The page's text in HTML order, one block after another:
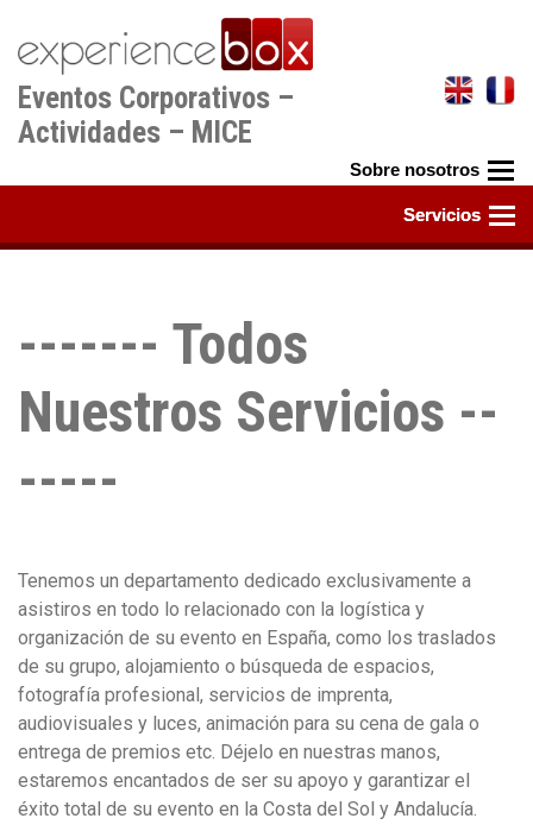
contenido
principal
Eventos Corporativos –
Actividades – MICE
------- Todos
Nuestros Servicios --
-----
Tenemos un departamento dedicado exclusivamente a
asistiros en todo lo relacionado con la logística y
organización de su evento en España, como los traslados
de su grupo, alojamiento o búsqueda de espacios,
fotografía profesional, servicios de imprenta,
audiovisuales y luces, animación para su cena de gala o
entrega de premios etc. Déjelo en nuestras manos,
estaremos encantados de ser su apoyo y garantizar el
éxito total de su evento en la Costa del Sol y Andalucía.